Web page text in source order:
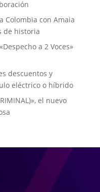
Colombia con Amaia
de historia
a 2 Voces»
descuentos y
eléctrico o híbrido
el nuevo